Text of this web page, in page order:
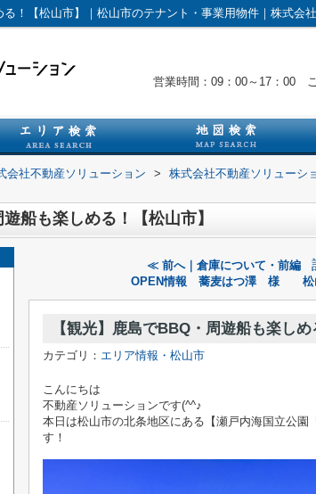
る！【松山市】｜松山市のテナント・事業用物件｜株式会
営業時間：09：00～17：00
会社不動産ソリューション > 株式会社不動産ソリューシ
船も楽しめる！【松山市】
≪ 前へ｜倉庫について・前編
OPEN情報 蕎麦はつ澤 様 松
【観光】鹿島でBBQ・周遊船も楽しめ
カテゴリ： エリア情報・松山市
こんにちは
不動産ソリューションです(^^♪
本日は松山市の北条地区にある【瀬戸内海国立公園
す！